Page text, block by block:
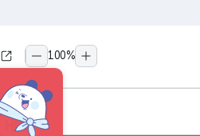
HINT
축소
100%
확대